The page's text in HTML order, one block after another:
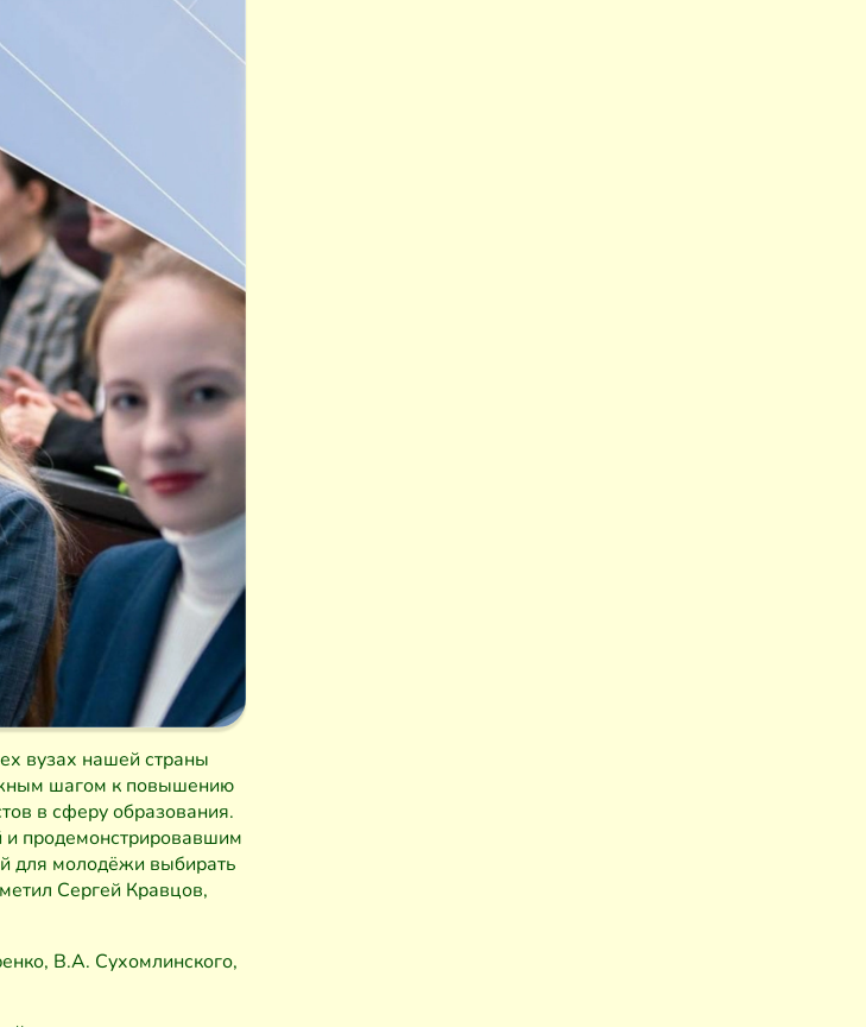
вузах нашей страны
шагом к повышению
в сферу образования.
и продемонстрировавшим
для молодёжи выбирать
Сергей Кравцов,
В.А. Сухомлинского,